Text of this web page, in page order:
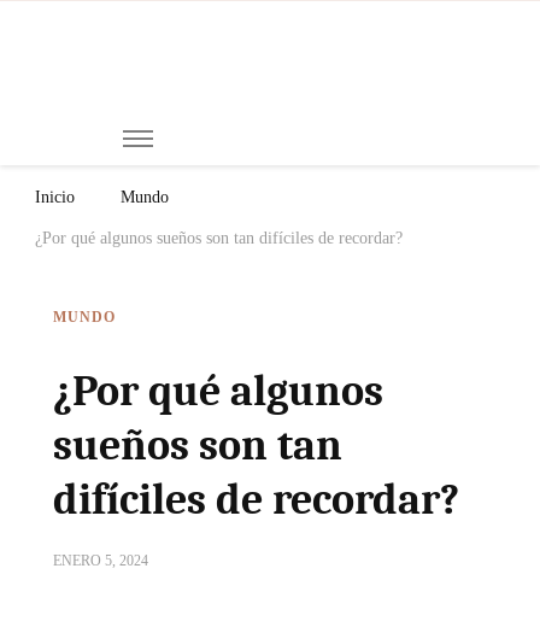
Inicio Mundo
¿Por qué algunos sueños son tan difíciles de recordar?
MUNDO
¿Por qué algunos
sueños son tan
difíciles de recordar?
ENERO 5, 2024